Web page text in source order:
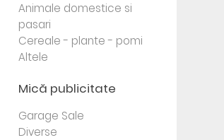
Animale domestice si
pasari
Cereale - plante - pomi
Altele
Mică publicitate
Garage Sale
Diverse